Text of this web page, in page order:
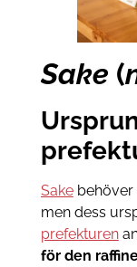
Sake (
Sakebehöver
men dess
prefekturen
för den